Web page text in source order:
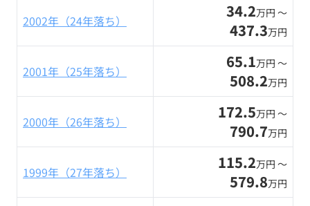
2002年（24年落ち） 34.2万円 〜
437.3万円
2001年（25年落ち） 65.1万円 〜
508.2万円
2000年（26年落ち） 172.5万円 〜
790.7万円
1999年（27年落ち） 115.2万円 〜
579.8万円